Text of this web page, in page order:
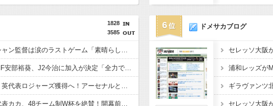
1828
3585
仏代表、デシャン監督は涙のラストゲーム「素晴らしい冒険だった」 来週にもジダン新監督が就任へ
浦和退団のMF安部裕葵、J2今治に加入が決定「全力で頑張ります」（関連まとめ）
チェルシー、英代表ロジャーズ獲得へ！アーセナルとの争奪戦を制す 移籍金は英国人史上最高額の1億1700万ポンド（約256億円）
元ブラジル代表カカ、48チーム制W杯を絶賛！開幕前の不安を一蹴「多すぎると思っていたが退屈な試合は一つもなかった」
6 ドメサカブログ